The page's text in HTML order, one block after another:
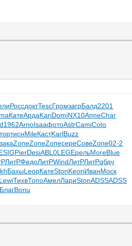
РоссдоктTescГромзагрБалд2201
КатеАрдаKariDomiNX10АппеChar
1962ArnoIsaaфотоAstrCamiCoto
тиснMileКастKarlBuzz
закаZoneZoneZoneсереСовеZone02-2
PierDesiABL0LEGEрельMoreBlue
ЛитРФедоЛитРWindЛитРЛитРqбдч
БахыLeopКатеStonKeonИванМоск
LewiТихвТопоАмелЛариStonADSSADSS
БлагBonu